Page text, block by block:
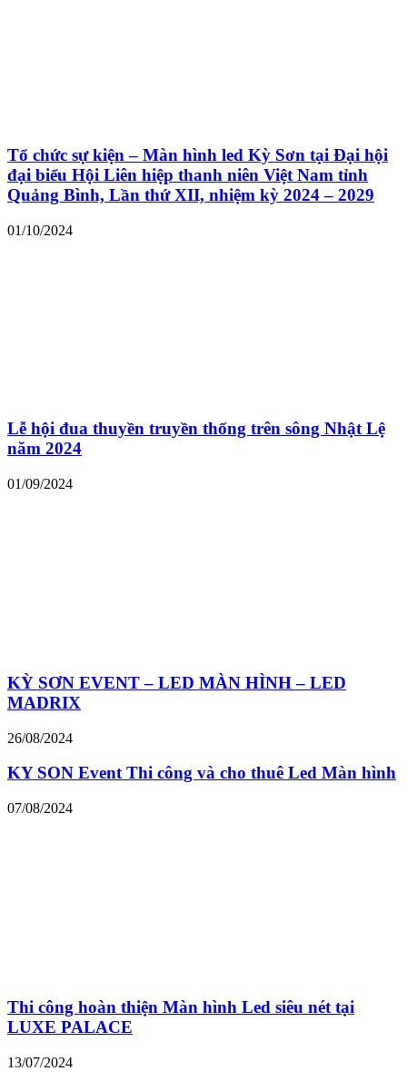
Tổ chức sự kiện – Màn hình led Kỳ Sơn tại Đại hội
đại biểu Hội Liên hiệp thanh niên Việt Nam tỉnh
Quảng Bình, Lần thứ XII, nhiệm kỳ 2024 – 2029
01/10/2024
Lễ hội đua thuyền truyền thống trên sông Nhật Lệ
năm 2024
01/09/2024
KỲ SƠN EVENT – LED MÀN HÌNH – LED
MADRIX
26/08/2024
KY SON Event Thi công và cho thuê Led Màn hình
07/08/2024
Thi công hoàn thiện Màn hình Led siêu nét tại
LUXE PALACE
13/07/2024